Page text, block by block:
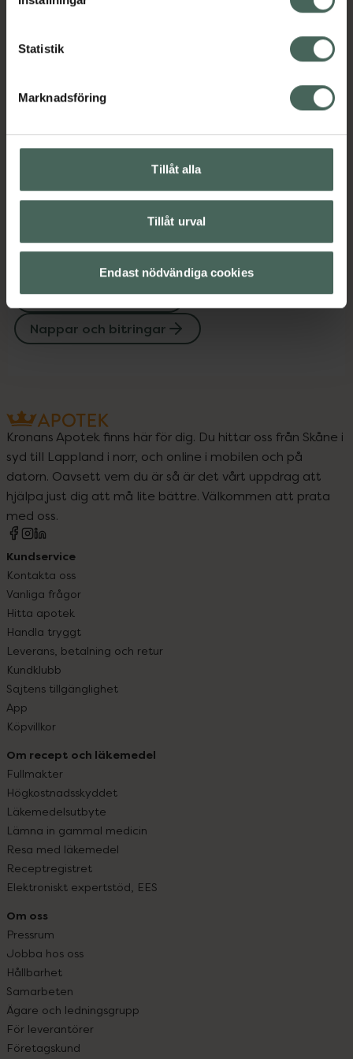
Statistik
Marknadsföring
Tillåt alla
Tillåt urval
Endast nödvändiga cookies
material*
Kategorier:
Amning och matningBarn och föräldrar
Nappar och bitringar
Upptäck flera produkter inom
Amning och matning
Barn och föräldrar
Nappar och bitringar
Kronans Apotek finns här för dig. Du hittar oss från Skåne i
syd till Lappland i norr, och online i mobilen och på
datorn. Oavsett vem du är så är det vårt uppdrag att
hjälpa just dig att må lite bättre. Välkommen att prata
med oss.
Kundservice
Kontakta oss
Vanliga frågor
Hitta apotek
Handla tryggt
Leverans, betalning och retur
Kundklubb
Sajtens tillgänglighet
App
Köpvillkor
Om recept och läkemedel
Fullmakter
Högkostnadsskyddet
Läkemedelsutbyte
Lämna in gammal medicin
Resa med läkemedel
Receptregistret
Elektroniskt expertstöd, EES
Om oss
Pressrum
Jobba hos oss
Hållbarhet
Samarbeten
Ägare och ledningsgrupp
För leverantörer
Företagskund